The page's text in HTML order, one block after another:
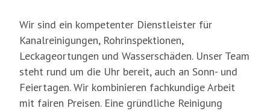
Wir sind ein kompetenter Dienstleister für
Kanalreinigungen, Rohrinspektionen,
Leckageortungen und Wasserschäden. Unser Team
steht rund um die Uhr bereit, auch an Sonn- und
Feiertagen. Wir kombinieren fachkundige Arbeit
mit fairen Preisen. Eine gründliche Reinigung